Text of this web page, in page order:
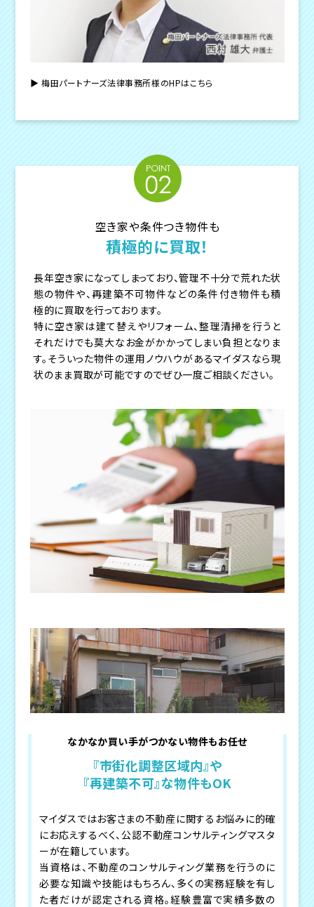
▶︎ 梅田パートナーズ法律事務所様のHPはこちら
空き家や条件つき物件も
積極的に買取！
長年空き家になってしまっており、管理不十分で荒れた状
態の物件や、再建築不可物件などの条件付き物件も積
極的に買取を行っております。
特に空き家は建て替えやリフォーム、整理清掃を行うと
それだけでも莫大なお金がかかってしまい負担となりま
す。そういった物件の運用ノウハウがあるマイダスなら現
状のまま買取が可能ですのでぜひ一度ご相談ください。
なかなか買い手がつかない物件もお任せ
『市街化調整区域内』や
『再建築不可』な物件もOK
マイダスではお客さまの不動産に関するお悩みに的確
にお応えするべく、公認不動産コンサルティングマスタ
ーが在籍しています。
当資格は、不動産のコンサルティング業務を行うのに
必要な知識や技能はもちろん、多くの実務経験を有し
た者だけが認定される資格。経験豊富で実績多数の